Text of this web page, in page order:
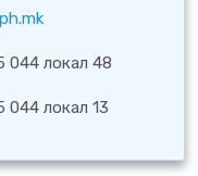
044 локал 48
044 локал 13